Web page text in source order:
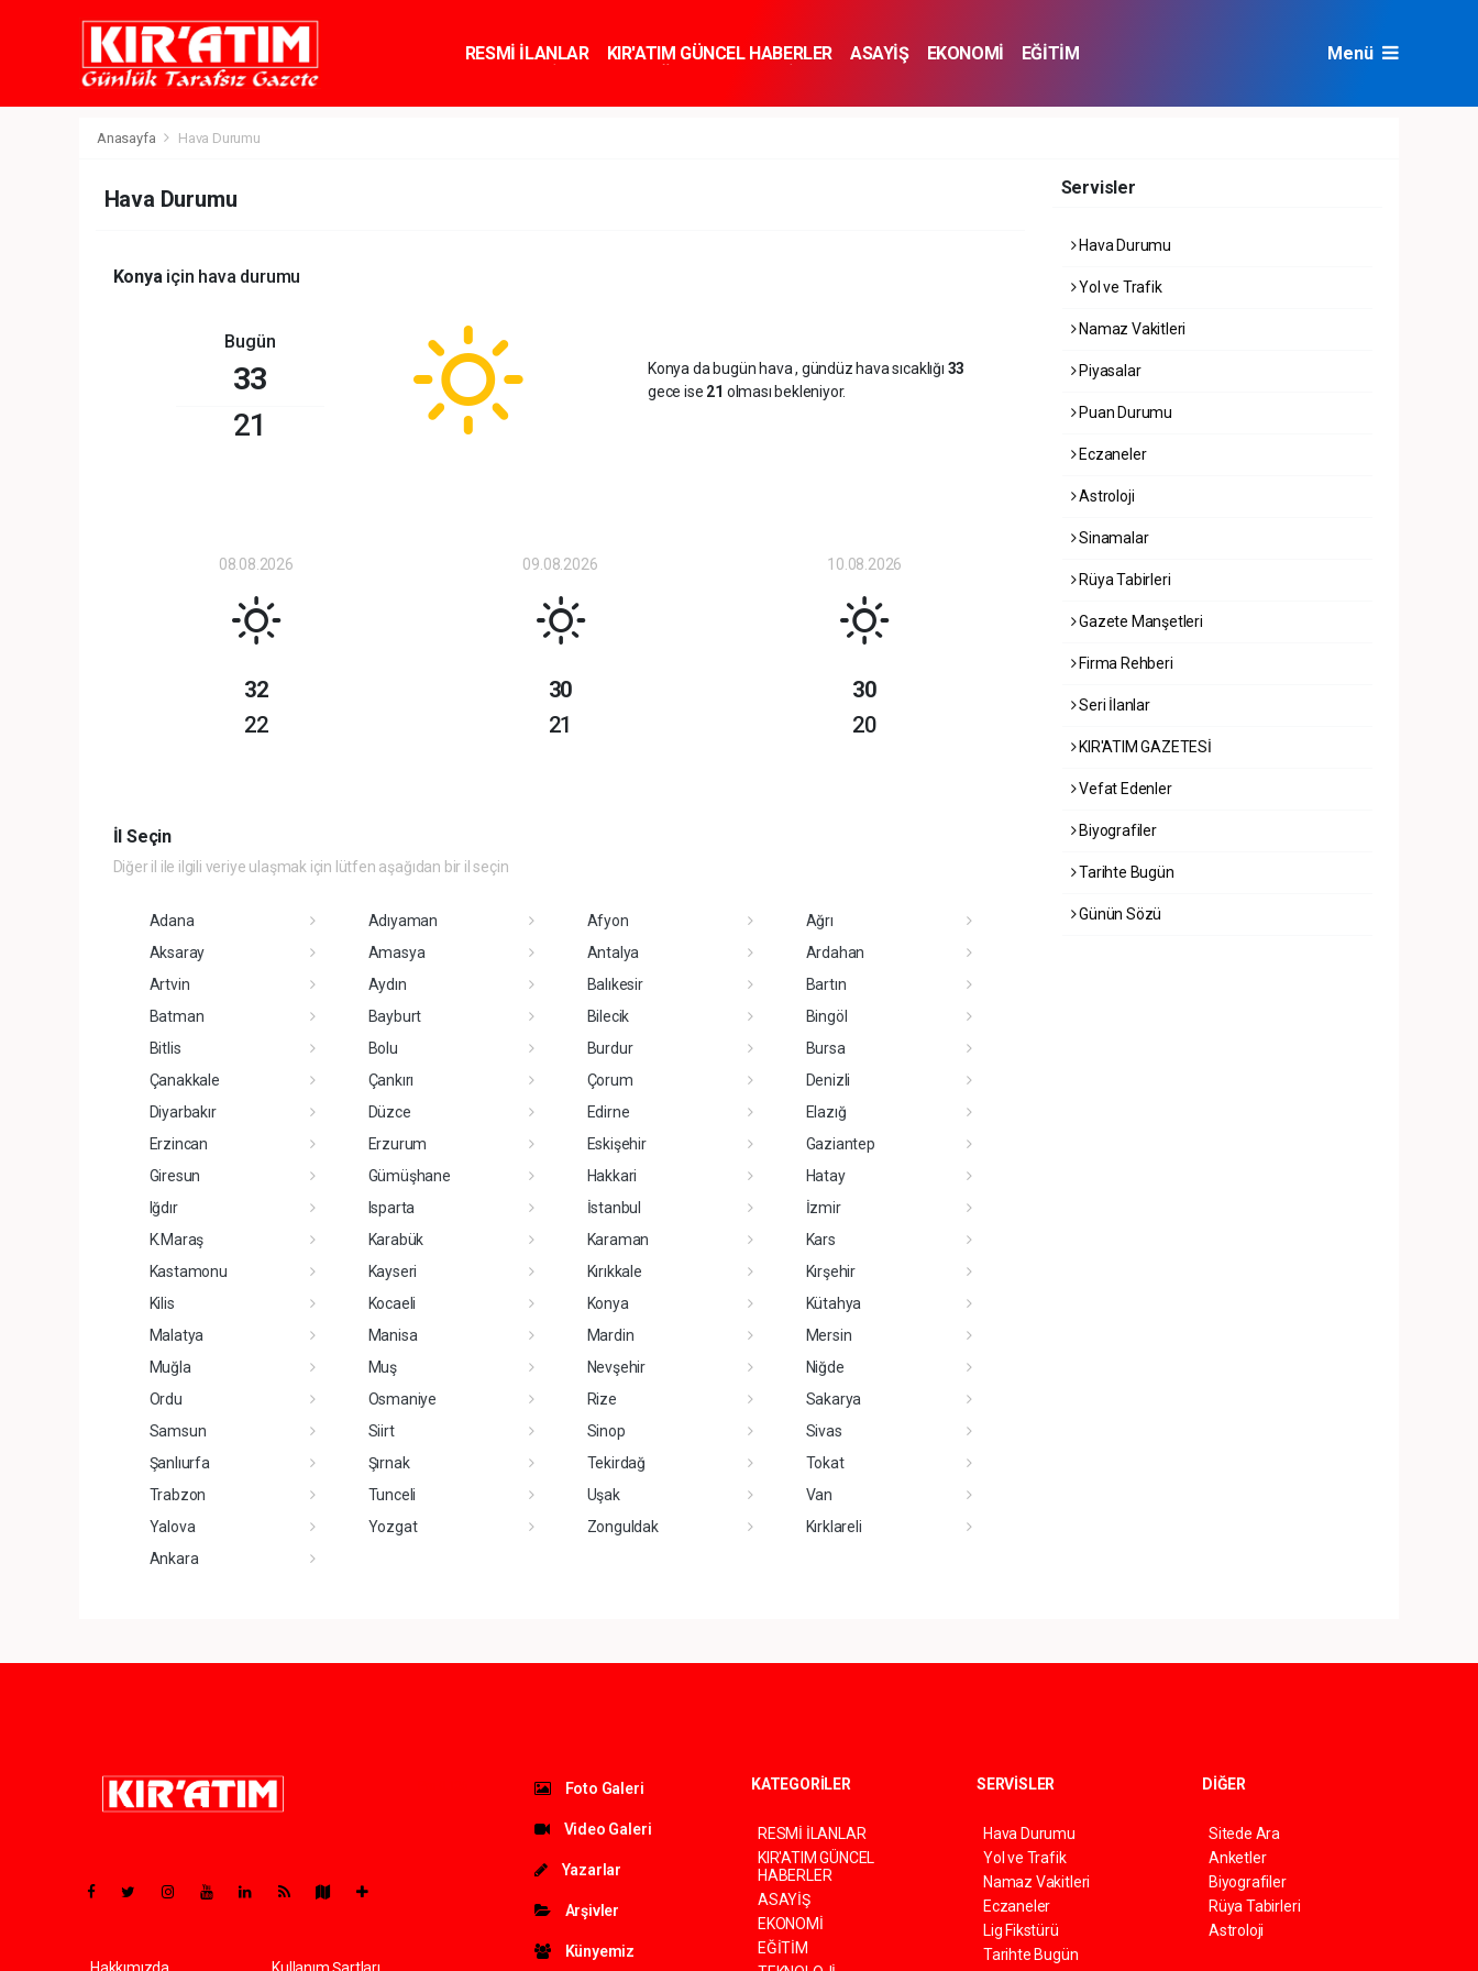
RESMİ İLANLAR KIR'ATIM GÜNCEL HABERLER ASAYİŞ EKONOMİ
EĞİTİM
Menü
Anasayfa Hava Durumu
Hava Durumu
Konyaiçin hava durumu
Bugün
33
21
Konya da bugün hava, gündüz hava sıcaklığı 33
gece ise 21 olması bekleniyor.
08.08.2026
32
22
09.08.2026
30
21
10.08.2026
30
20
İl Seçin
Diğer il ile ilgili veriye ulaşmak için lütfen aşağıdan bir il seçin
Adana Adıyaman Afyon
Ağrı
Aksaray
Amasya Antalya
Ardahan
Artvin
Aydın Balıkesir
Bartın
Batman
Bayburt Bilecik
Bingöl
Bitlis
Bolu Burdur
Bursa
Çanakkale
Çankırı Çorum
Denizli
Diyarbakır
Düzce Edirne
Elazığ
Erzincan
Erzurum Eskişehir
Gaziantep
Giresun
Gümüşhane Hakkari
Hatay
Iğdır
Isparta İstanbul
İzmir
K.Maraş
Karabük Karaman
Kars
Kastamonu
Kayseri Kırıkkale
Kırşehir
Kilis
Kocaeli Konya
Kütahya
Malatya
Manisa Mardin
Mersin
Muğla
Muş Nevşehir
Niğde
Ordu
Osmaniye Rize
Sakarya
Samsun
Siirt Sinop
Sivas
Şanlıurfa
Şırnak Tekirdağ
Tokat
Trabzon
Tunceli Uşak
Van
Yalova
Yozgat Zonguldak
Kırklareli
Ankara
Servisler
Hava Durumu
Yol ve Trafik
Namaz Vakitleri
Piyasalar
Puan Durumu
Eczaneler
Astroloji
Sinamalar
Rüya Tabirleri
Gazete Manşetleri
Firma Rehberi
Seri İlanlar
KIR'ATIM GAZETESİ
Vefat Edenler
Biyografiler
Tarihte Bugün
Günün Sözü
Hakkımızda Kullanım Şartları
Foto Galeri
Video Galeri
Yazarlar
Arşivler
Künyemiz
KATEGORİLER
RESMİ İLANLAR
KIR'ATIM GÜNCEL
HABERLER
ASAYİŞ
EKONOMİ
EĞİTİM
SERVİSLER
Hava Durumu
Yol ve Trafik
Namaz Vakitleri
Eczaneler
Lig Fikstürü
Tarihte Bugün
DİĞER
Sitede Ara
Anketler
Biyografiler
Rüya Tabirleri
Astroloji